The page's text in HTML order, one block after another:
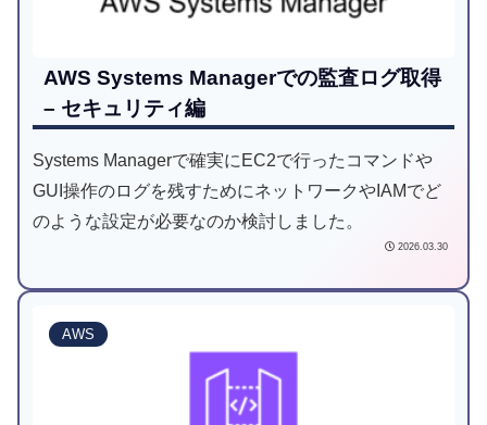
AWS Systems Managerでの監査ログ取得
– セキュリティ編
Systems Managerで確実にEC2で行ったコマンドや
GUI操作のログを残すためにネットワークやIAMでど
のような設定が必要なのか検討しました。
2026.03.30
AWS